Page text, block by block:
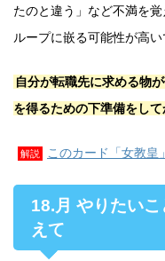
たのと違う」など不満を
ループに嵌る可能性が高い
自分が転職先に求める物
を得るための下準備をし
解説 このカード「女教皇
18.月 やりたい
えて